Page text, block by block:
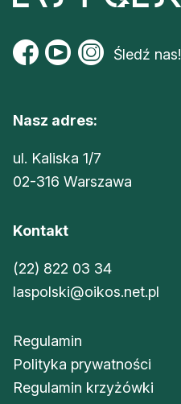
Śledź nas!
Nasz adres:
ul. Kaliska 1/7
02-316 Warszawa
Kontakt
(22) 822 03 34
laspolski@oikos.net.pl
Regulamin
Polityka prywatności
Regulamin krzyżówki